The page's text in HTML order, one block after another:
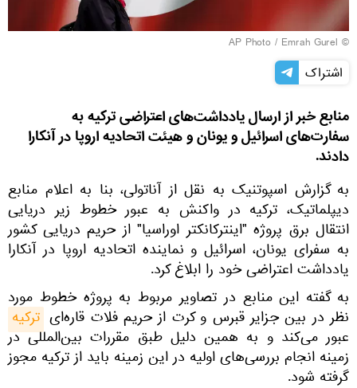
© AP Photo / Emrah Gurel
اشتراک
منابع خبر از ارسال یادداشت‌های اعتراضی ترکیه به
سفارت‌های اسرائیل و یونان و هیئت اتحادیه اروپا در آنکارا
دادند.
به گزارش اسپوتنیک به نقل از آناتولی، بنا به اعلام منابع
دیپلماتیک، ترکیه در واکنش به عبور خطوط زیر دریایی
انتقال برق پروژه "اینترکانکتر اوراسیا" از حریم دریایی کشور
به سفرای یونان، اسرائیل و نماینده اتحادیه اروپا در آنکارا
یادداشت اعتراضی خود را ابلاغ کرد.
به گفته این منابع در تصاویر مربوط به پروژه خطوط مورد
نظر در بین جزایر قبرس و کرت از حریم فلات قاره‌ای ترکیه
عبور می‌کند و به همین دلیل طبق مقررات بین‌المللی در
زمینه انجام بررسی‌های اولیه در این زمینه باید از ترکیه مجوز
گرفته شود.